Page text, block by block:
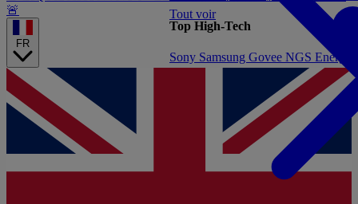
🚨
FR
Tout voir
Top High-Tech
Sony Samsung Govee NGS Energy